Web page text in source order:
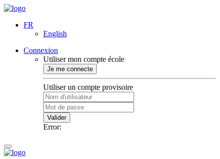
FR
English
Connexion
Utiliser mon compte école
Je me connecte
Utiliser un compte provisoire
Valider
Error: